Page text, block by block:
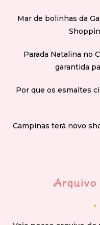
Mar de bolinhas da
Parada Natalina no
garantida
Por que os esmaltes
Campinas terá novo
Arquivo